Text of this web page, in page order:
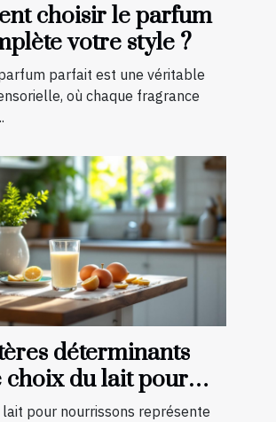
choisir le parfum
votre style ?
parfait est une véritable
où chaque fragrance
déterminants
choix du lait pour
lait pour nourrissons représente